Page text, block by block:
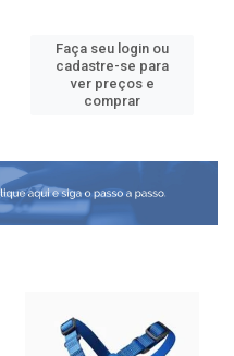
Faça seu login ou
cadastre-se para
ver preços e
comprar